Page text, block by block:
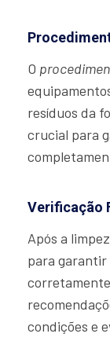
O
resíduos da
crucial para
Verificação
Após a
para garantir
condições e